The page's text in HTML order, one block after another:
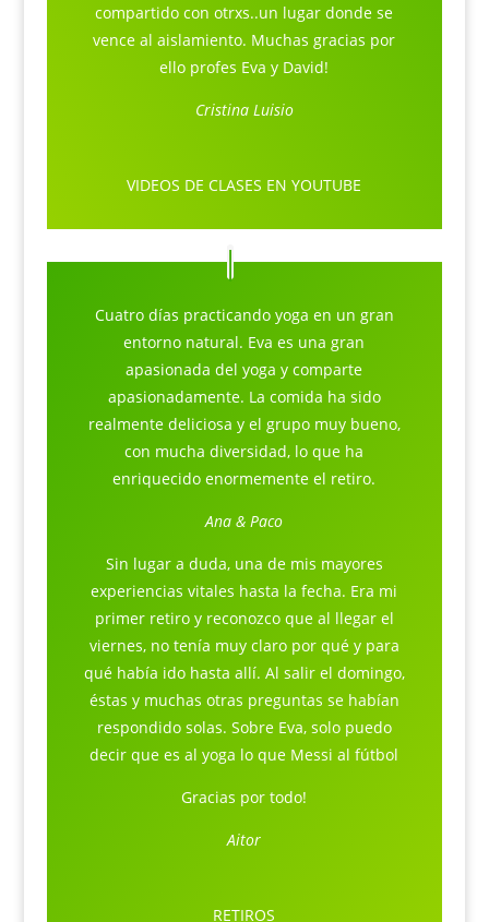
compartido con otrxs..un lugar donde se
vence al aislamiento. Muchas gracias por
ello profes Eva y David!
Cristina Luisio
VIDEOS DE CLASES EN YOUTUBE
Cuatro días practicando yoga en un gran
entorno natural. Eva es una gran
apasionada del yoga y comparte
apasionadamente. La comida ha sido
realmente deliciosa y el grupo muy bueno,
con mucha diversidad, lo que ha
enriquecido enormemente el retiro.
Ana & Paco
Sin lugar a duda, una de mis mayores
experiencias vitales hasta la fecha. Era mi
primer retiro y reconozco que al llegar el
viernes, no tenía muy claro por qué y para
qué había ido hasta allí. Al salir el domingo,
éstas y muchas otras preguntas se habían
respondido solas. Sobre Eva, solo puedo
decir que es al yoga lo que Messi al fútbol
Gracias por todo!
Aitor
RETIROS